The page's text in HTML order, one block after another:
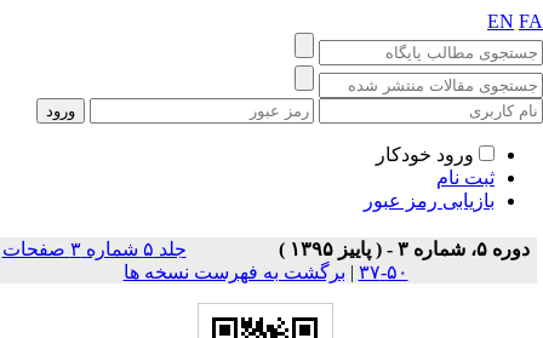
EN
ورود خودکار
ثبت نام
بازیابی رمز عبور
دوره ۵، شماره ۳ - ( پاییز ۱۳۹۵ )
جلد ۵ شماره ۳ صفحات
۵۰-۳۷
| برگشت به فهرست نسخه ها